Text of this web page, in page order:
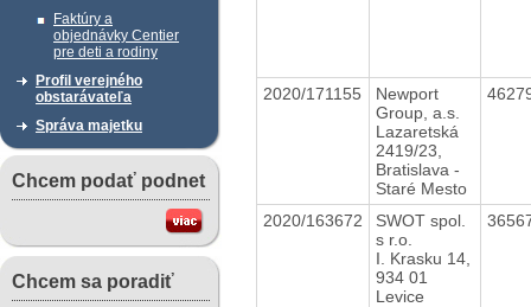
Faktúry a
objednávky Centier
pre deti a rodiny
Profil verejného
obstarávateľa
Správa majetku
Chcem podať podnet
Chcem sa poradiť
2020/171155
Newport
Group, a.s.
Lazaretská
2419/23,
Bratislava -
Staré Mesto
2020/163672
SWOT spol.
s r.o.
I. Krasku 14,
934 01
Levice